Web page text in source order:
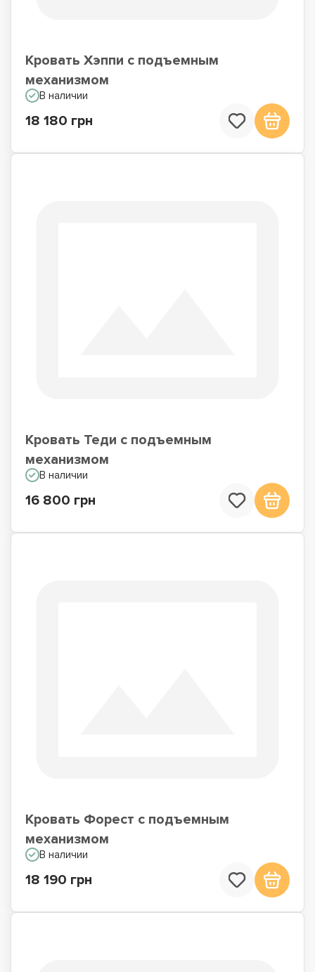
Кровать Хэппи с подъемным
механизмом
В наличии
18 180 грн
Кровать Теди с подъемным
механизмом
В наличии
16 800 грн
Кровать Форест с подъемным
механизмом
В наличии
18 190 грн